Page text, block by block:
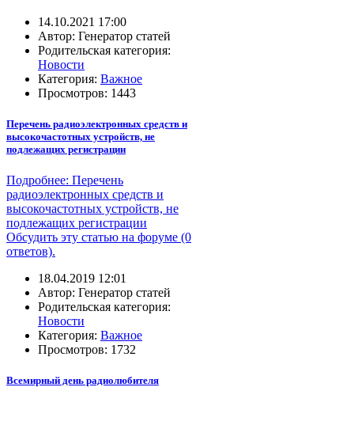
14.10.2021 17:00
Автор: Генератор статей
Родительская категория:
Новости
Категория: Важное
Просмотров: 1443
Перечень радиоэлектронных средств и
высокочастотных устройств, не
подлежащих регистрации
Подробнее: Перечень
радиоэлектронных средств и
высокочастотных устройств, не
подлежащих регистрации
Обсудить эту статью на форуме (0
ответов).
18.04.2019 12:01
Автор: Генератор статей
Родительская категория:
Новости
Категория: Важное
Просмотров: 1732
Всемирный день радиолюбителя